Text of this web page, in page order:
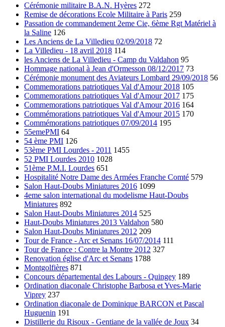
Cérémonie militaire B.A.N. Hyères 272
Remise de décorations Ecole Militaire à Paris 259
Passation de commandement 2eme Cie, 6ème Rgt Matériel à
la Saline 126
Les Anciens de La Villedieu 02/09/2018 72
La Villedieu - 18 avril 2018 114
les Anciens de La Villedieu - Camp du Valdahon 95
Hommage national à Jean d'Ormesson 08/12/2017 73
Cérémonie monument des Aviateurs Lombard 29/09/2018 56
Commemorations patriotiques Val d'Amour 2018 105
Commemorations patriotiques Val d'Amour 2017 175
Commemorations patriotiques Val d'Amour 2016 164
Commémorations patriotiques Val d'Amour 2015 170
Commémorations patriotiques 07/09/2014 195
55emePMI 64
54 ème PMI 126
53ème PMI Lourdes - 2011 1455
52 PMI Lourdes 2010 1028
51ème P.M.I. Lourdes 651
Hospitalité Notre Dame des Armées Franche Comté 579
Salon Haut-Doubs Miniatures 2016 1099
4eme salon international du modelisme Haut-Doubs
Miniatures 892
Salon Haut-Doubs Miniatures 2014 525
Haut-Doubs Miniatures 2013 Valdahon 580
Salon Haut-Doubs Miniatures 2012 209
Tour de France - Arc et Senans 16/07/2014 111
Tour de France : Contre la Montre 2012 327
Renovation église d'Arc et Senans 1788
Montgolfières 871
Concours départemental des Labours - Quingey 189
Ordination diaconale Christophe Barbosa et Yves-Marie
Viprey 237
Ordination diaconale de Dominique BARCON et Pascal
Huguenin 191
Distillerie du Risoux - Gentiane de la vallée de Joux 34